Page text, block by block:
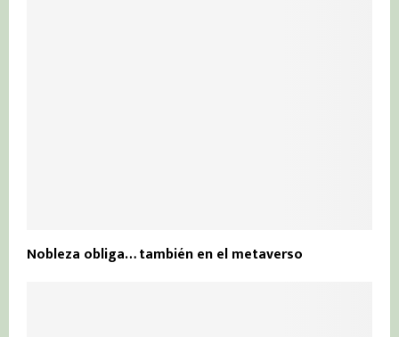
Nobleza obliga… también en el metaverso